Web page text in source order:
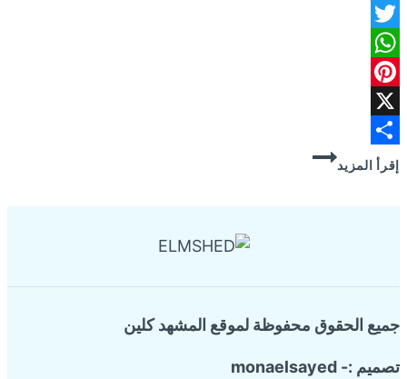
Facebook
Twitter
WhatsApp
Pinterest
X
Share
إقرأ المزيد
شركة
تركيب
جميع الحقوق محفوظة لموقع المشهد كلين
تصميم :- monaelsayed